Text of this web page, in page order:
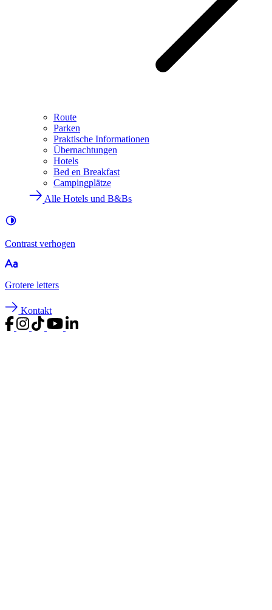
Route
Parken
Praktische Informationen
Übernachtungen
Hotels
Bed en Breakfast
Campingplätze
Alle Hotels und B&Bs
Contrast verhogen
Grotere letters
Kontakt